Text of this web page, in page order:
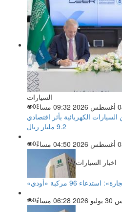
السيارات
0
الكهربائية بأثر اقتصادي
9.2 مليار ريال
0
اخبار السيارات
مساءً
0